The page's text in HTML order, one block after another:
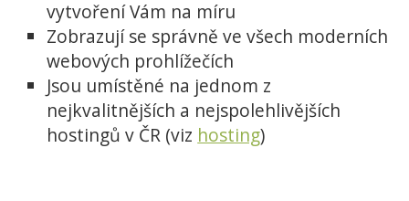
vytvoření Vám na míru
Zobrazují se správně ve všech moderních
webových prohlížečích
Jsou umístěné na jednom z
nejkvalitnějších a nejspolehlivějších
hostingů v ČR (viz hosting)